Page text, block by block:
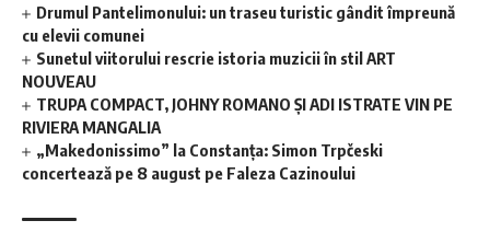
Drumul Pantelimonului: un traseu turistic gândit împreună
cu elevii comunei
Sunetul viitorului rescrie istoria muzicii în stil ART
NOUVEAU
TRUPA COMPACT, JOHNY ROMANO ȘI ADI ISTRATE VIN PE
RIVIERA MANGALIA
„Makedonissimo” la Constanța: Simon Trpčeski
concertează pe 8 august pe Faleza Cazinoului